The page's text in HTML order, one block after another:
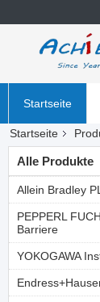
Startseite
Startseite
Alle Produkte
Allein Bradley
PEPPERL
Barriere
YOKOGAWA